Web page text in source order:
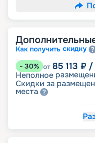
Как получить скидку
- 30% от 85 113 ₽ /
Неполное
Скидки за
места
₽